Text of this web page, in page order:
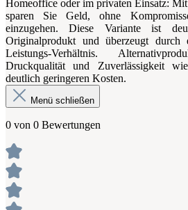
Homeoffice oder im privaten Einsatz:
sparen Sie Geld, ohne
einzugehen. Diese Variante ist
Originalprodukt und überzeugt durch
Leistungs-Verhältnis.
Druckqualität und Zuverlässigkeit
deutlich geringeren Kosten.
Menü schließen
0 von 0 Bewertungen